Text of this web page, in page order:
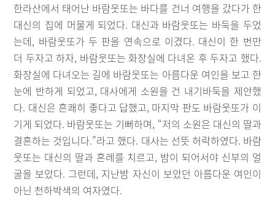
한라산에서 태어난 바람웃또는 바다를 건너 여행을 갔다가 한
대신의 집에 머물게 되었다. 대신과 바람웃또는 바둑을 두었
는데, 바람웃또가 두 판을 연속으로 이겼다. 대신이 한 번만
더 두자고 하자, 바람웃또는 화장실에 다녀온 후 두자고 했다.
화장실에 다녀오는 길에 바람웃또는 아름다운 여인을 보고 한
눈에 반하게 되었고, 대사에게 소원을 건 내기바둑을 제안했
다. 대신은 흔쾌히 좋다고 답했고, 마지막 판도 바람웃또가 이
기게 되었다. 바람웃또는 기뻐하며, “저의 소원은 대신의 딸과
결혼하는 것입니다.”라고 했다. 대사는 선뜻 허락하였다. 바람
웃또는 대신의 딸과 혼례를 치르고, 밤이 되어서야 신부의 얼
굴을 보았다. 그런데, 지난밤 자신이 보았던 아름다운 여인이
아닌 천하박색의 여자였다.